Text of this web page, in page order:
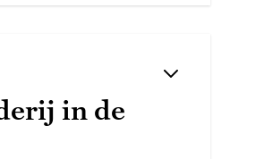
in de